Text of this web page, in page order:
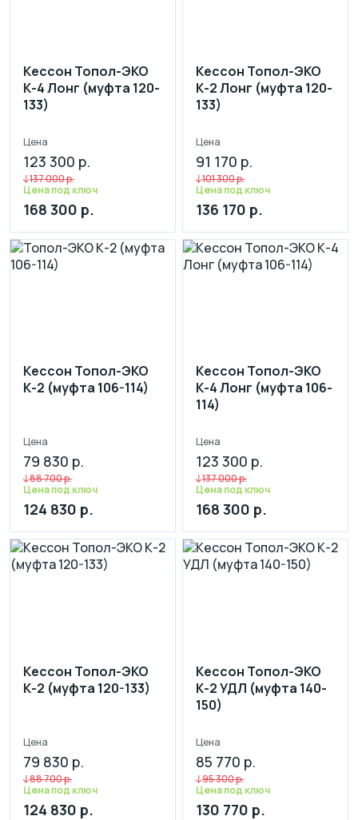
Кессон Топол-ЭКО
К-4 Лонг (муфта 120-
133)
Цена
123 300 р.
137 000 р.
Цена под ключ
168 300 р.
Кессон Топол-ЭКО
К-2 Лонг (муфта 120-
133)
Цена
91 170 р.
101 300 р.
Цена под ключ
136 170 р.
Кессон Топол-ЭКО
К-2 (муфта 106-114)
Цена
79 830 р.
88 700 р.
Цена под ключ
124 830 р.
Кессон Топол-ЭКО
К-4 Лонг (муфта 106-
114)
Цена
123 300 р.
137 000 р.
Цена под ключ
168 300 р.
Кессон Топол-ЭКО
К-2 (муфта 120-133)
Цена
79 830 р.
88 700 р.
Цена под ключ
124 830 р.
Кессон Топол-ЭКО
К-2 УДЛ (муфта 140-
150)
Цена
85 770 р.
95 300 р.
Цена под ключ
130 770 р.